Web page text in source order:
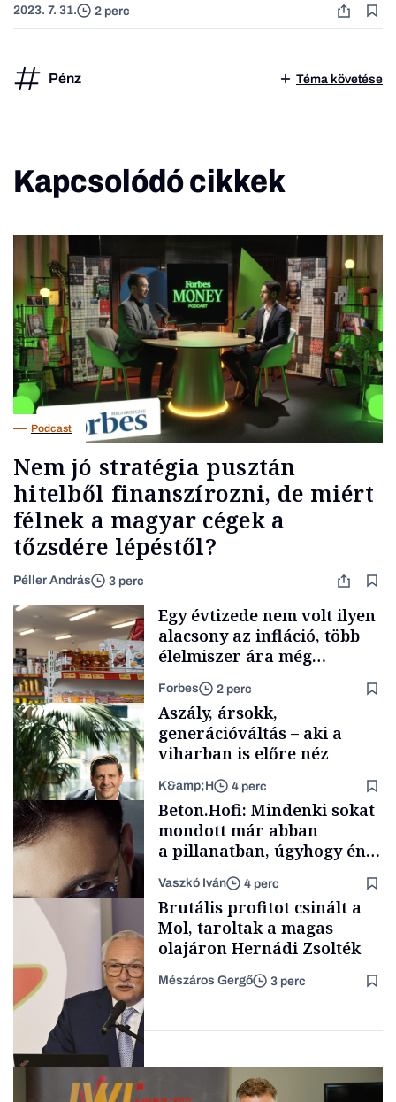
2023. 7. 31. 2 perc
Pénz Téma követése
Kapcsolódó cikkek
Podcast
Nem jó stratégia pusztán
hitelből finanszírozni, de miért
félnek a magyar cégek a
tőzsdére lépéstől?
Péller András 3 perc
Makro
Egy évtizede nem volt ilyen
alacsony az infláció, több
élelmiszer ára még
rohamosan csökken is
Forbes 2 perc
TÁMOGATÓI
TARTALOM
Aszály, ársokk,
generációváltás – aki a
viharban is előre néz
K&amp;H 4 perc
Forbes-sztori
Beton.Hofi: Mindenki sokat
mondott már abban
a pillanatban, úgyhogy én
a legsarkosabb
gondolataimat akartam
kimondani
Vaszkó Iván 4 perc
Befektetés
Brutális profitot csinált a
Mol, taroltak a magas
olajáron Hernádi Zsolték
Mészáros Gergő 3 perc